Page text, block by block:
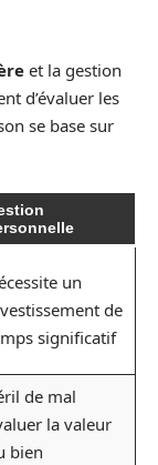
et la gestion
d’évaluer les
se base sur
un
de
significatif
de mal
la valeur
bien